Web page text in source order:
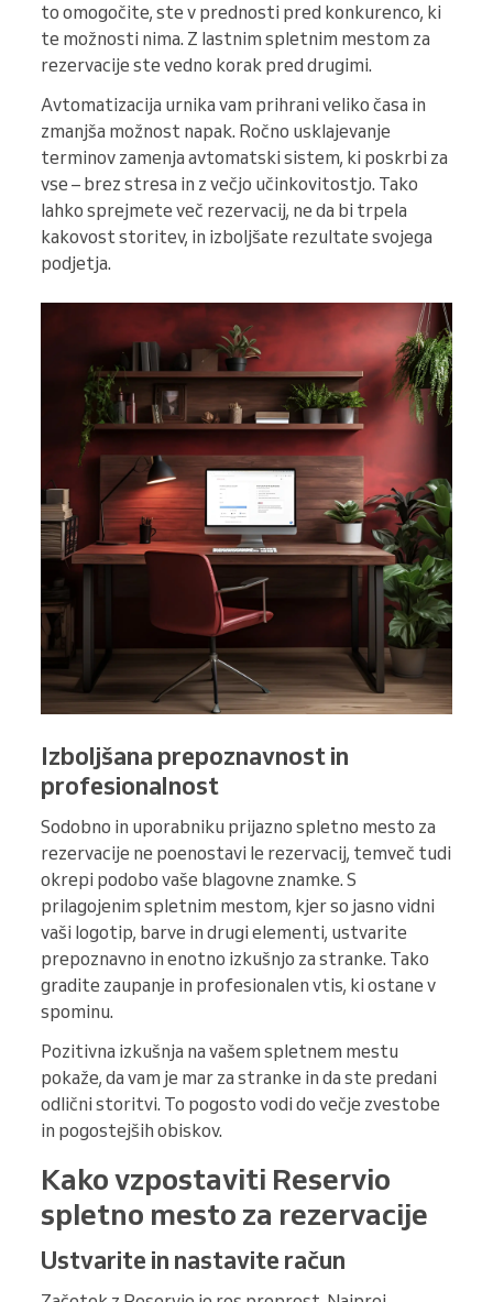
to omogočite, ste v prednosti pred konkurenco, ki
te možnosti nima. Z lastnim spletnim mestom za
rezervacije ste vedno korak pred drugimi.
Avtomatizacija urnika vam prihrani veliko časa in
zmanjša možnost napak. Ročno usklajevanje
terminov zamenja avtomatski sistem, ki poskrbi za
vse – brez stresa in z večjo učinkovitostjo. Tako
lahko sprejmete več rezervacij, ne da bi trpela
kakovost storitev, in izboljšate rezultate svojega
podjetja.
Izboljšana prepoznavnost in
profesionalnost
Sodobno in uporabniku prijazno spletno mesto za
rezervacije ne poenostavi le rezervacij, temveč tudi
okrepi podobo vaše blagovne znamke. S
prilagojenim spletnim mestom, kjer so jasno vidni
vaši logotip, barve in drugi elementi, ustvarite
prepoznavno in enotno izkušnjo za stranke. Tako
gradite zaupanje in profesionalen vtis, ki ostane v
spominu.
Pozitivna izkušnja na vašem spletnem mestu
pokaže, da vam je mar za stranke in da ste predani
odlični storitvi. To pogosto vodi do večje zvestobe
in pogostejših obiskov.
Kako vzpostaviti Reservio
spletno mesto za rezervacije
Ustvarite in nastavite račun